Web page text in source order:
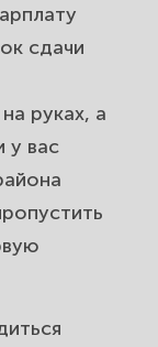
сдачи
руках, а
у вас